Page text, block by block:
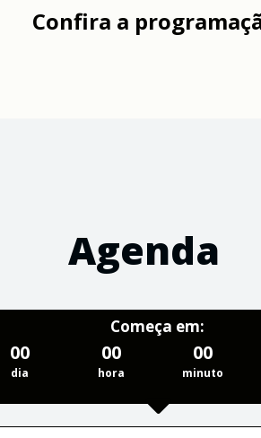
Confira a
Agenda
Começa em:
00
dia
00
hora
00
minuto